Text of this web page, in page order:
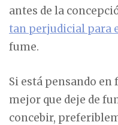
antes de la
tan perjudicial para
fume.
Si está pensando
mejor que deje de
concebir,